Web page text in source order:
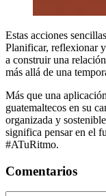
Estas acciones
Planificar, reflexionar
a construir una
más allá de una
Más que una
guatemaltecos en su
organizada y
significa pensar en el
#ATuRitmo.
Comentarios